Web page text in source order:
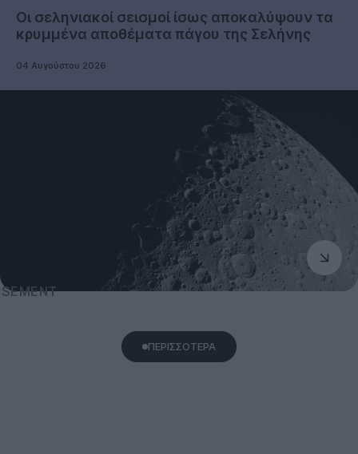
Οι σεληνιακοί σεισμοί ίσως αποκαλύψουν τα
κρυμμένα αποθέματα πάγου της Σελήνης
04 Αυγούστου 2026
ΠΕΡΙΣΣΟΤΕΡΑ